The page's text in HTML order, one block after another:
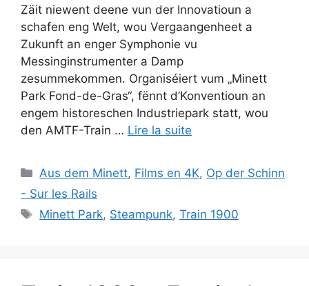
Zäit niewent deene vun der Innovatioun a
schafen eng Welt, wou Vergaangenheet a
Zukunft an enger Symphonie vu
Messinginstrumenter a Damp
zesummekommen. Organiséiert vum „Minett
Park Fond-de-Gras“, fënnt d’Konventioun an
engem historeschen Industriepark statt, wou
den AMTF-Train … Lire la suite
Catégories
Aus dem Minett, Films en 4K, Op der Schinn
- Sur les Rails
Étiquettes
Minett Park, Steampunk,Train 1900